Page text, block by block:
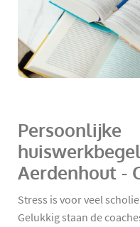
Persoonlijke
Aerdenhout -
Stress is voor veel
Gelukkig staan de